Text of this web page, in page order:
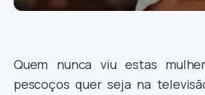
Quem nunca viu estas
pescoços quer seja na